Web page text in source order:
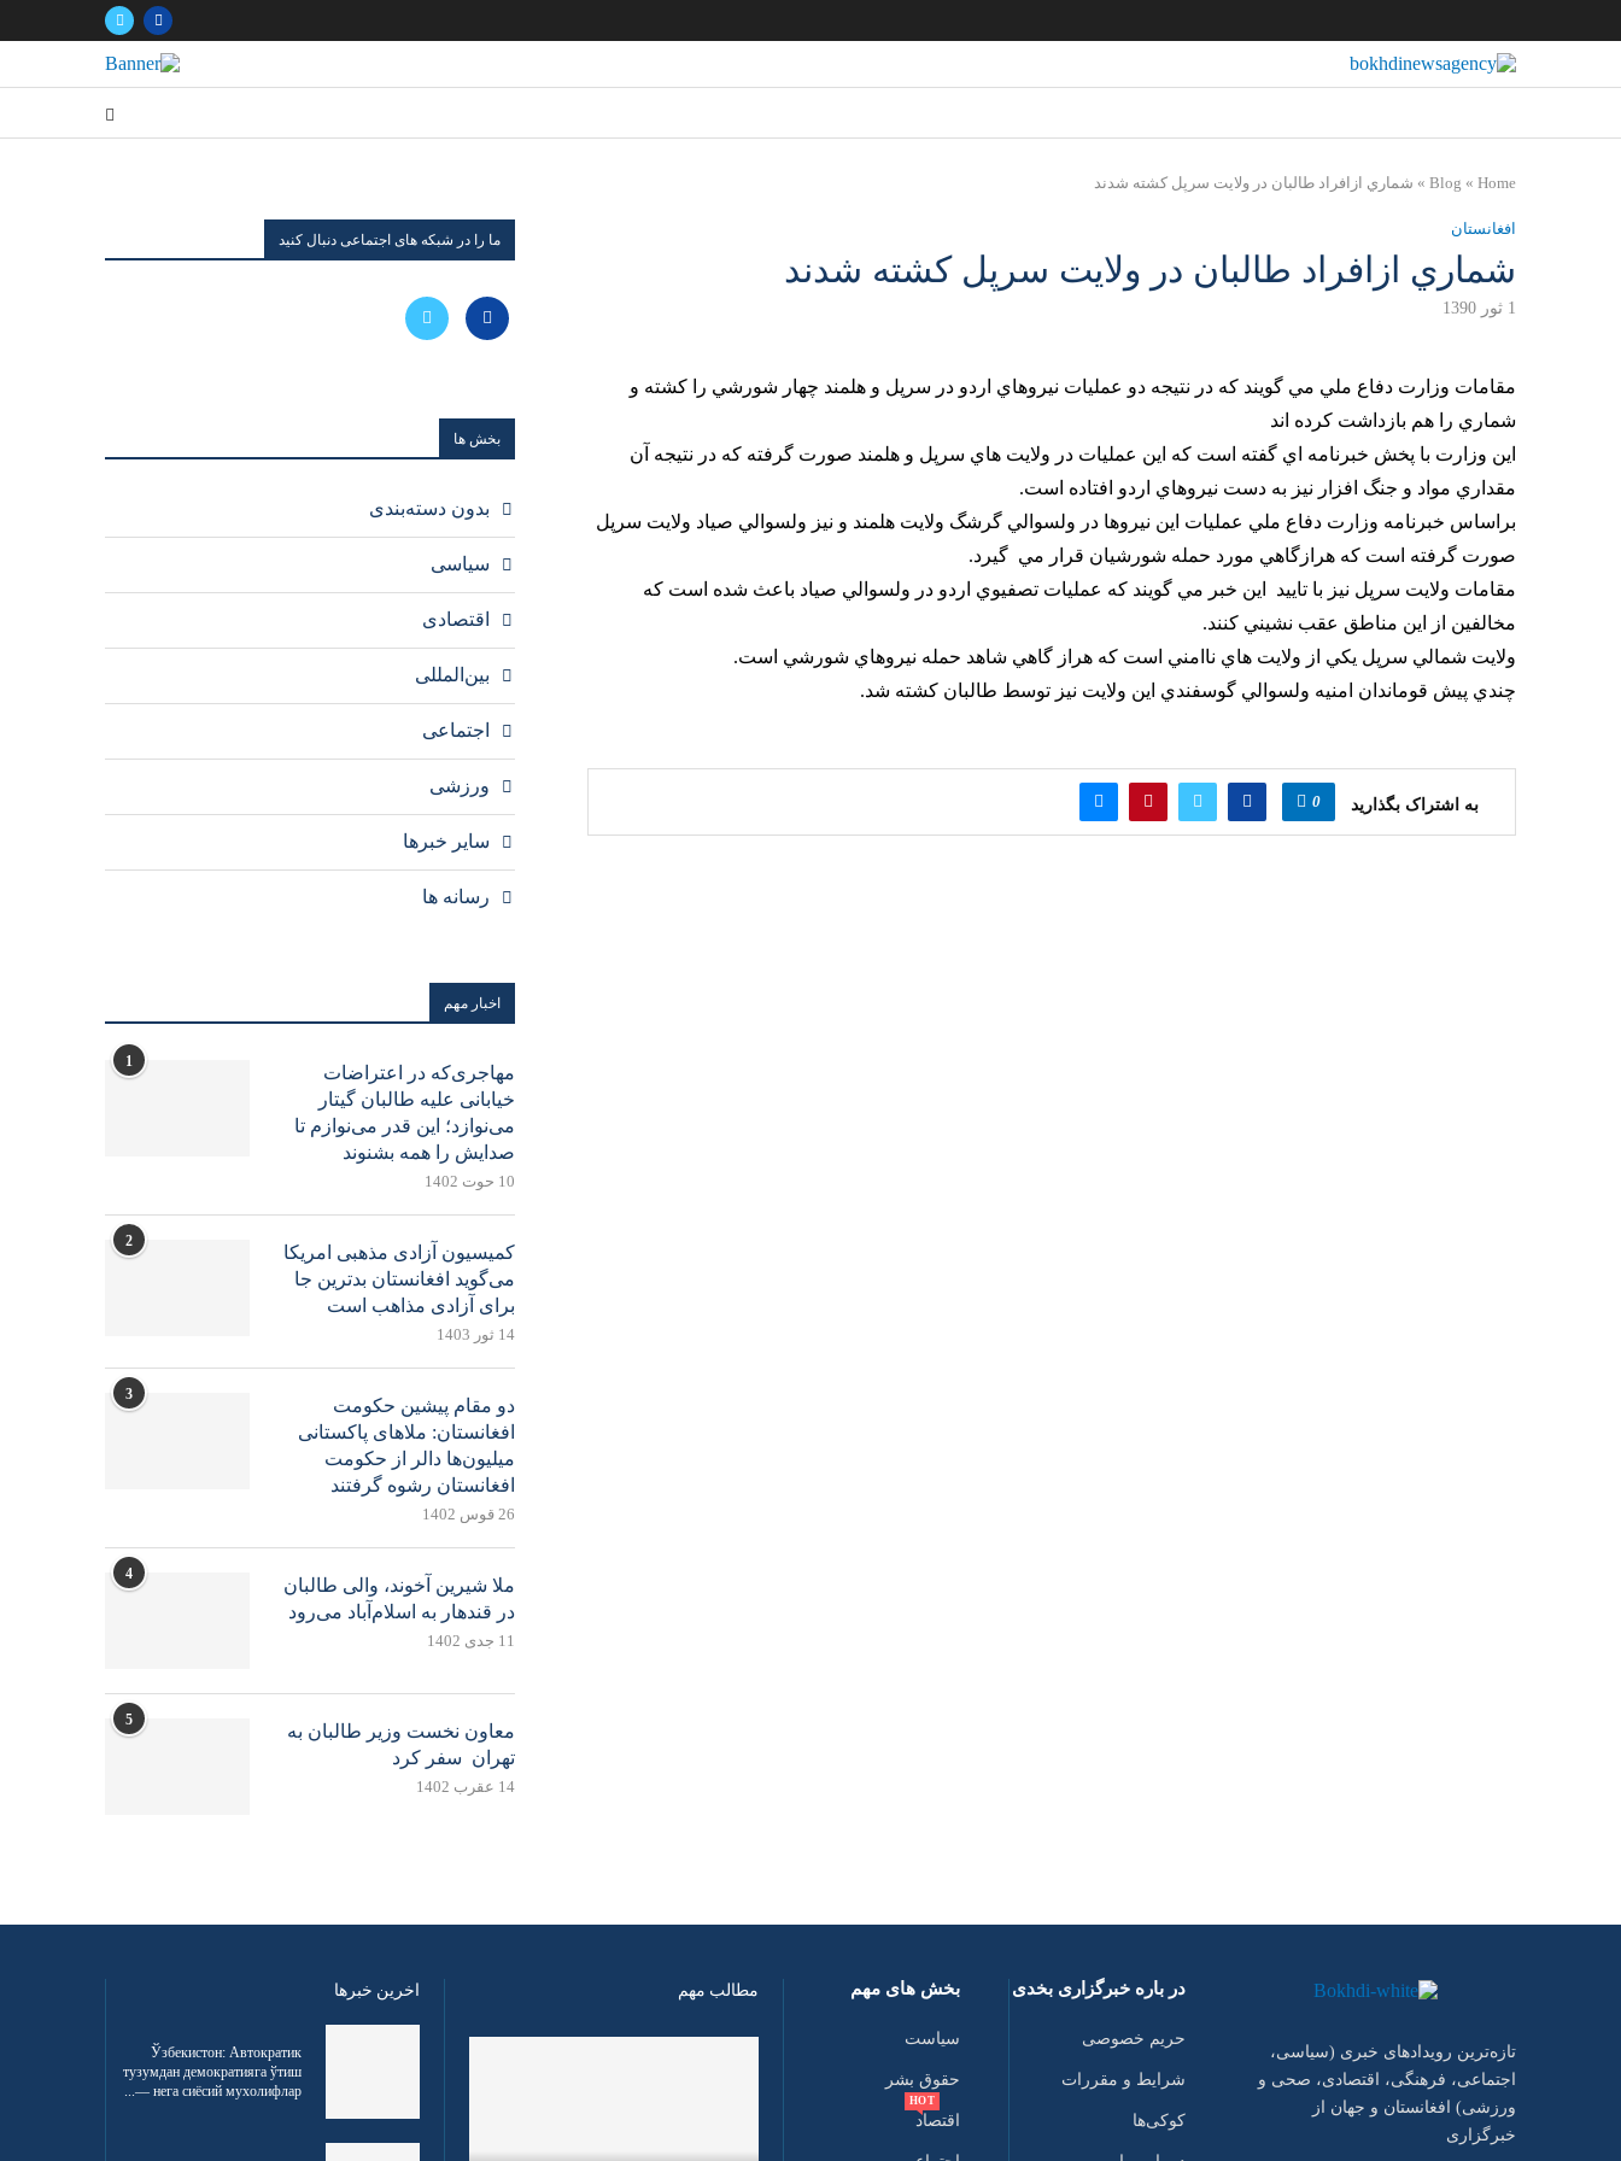
Home
»
Blog
» شماري ازافراد طالبان در ولايت سرپل كشته شدند
افغانستان
شماري ازافراد طالبان در ولايت سرپل كشته شدند
1 ثور 1390
مقامات وزارت دفاع ملي مي گويند كه در نتيجه دو عمليات نيروهاي اردو در سرپل و هلمند چهار شورشي را كشته و
شماري را هم بازداشت كرده اند
اين وزارت با پخش خبرنامه اي گفته است كه اين عمليات در ولايت هاي سرپل و هلمند صورت گرفته كه در نتيجه آن
مقداري مواد و جنگ افزار نيز به دست نيروهاي اردو افتاده است.
براساس خبرنامه وزارت دفاع ملي عمليات اين نيروها در ولسوالي گرشگ ولايت هلمند و نيز ولسوالي صياد ولايت سرپل
صورت گرفته است كه هرازگاهي مورد حمله شورشيان قرار مي گيرد.
مقامات ولايت سرپل نيز با تاييد اين خبر مي گويند كه عمليات تصفيوي اردو در ولسوالي صياد باعث شده است كه
مخالفين از اين مناطق عقب نشيني كنند.
ولايت شمالي سرپل يكي از ولايت هاي ناامني است كه هراز گاهي شاهد حمله نيروهاي شورشي است.
چندي پيش قوماندان امنيه ولسوالي گوسفندي اين ولايت نيز توسط طالبان كشته شد.
به اشتراک بگذارید 0
ما را در شبکه های اجتماعی دنبال کنید
بخش ها
بدون دسته‌بندی
سیاسی
اقتصادی
بین‌المللی
اجتماعی
ورزشی
سایر خبرها
رسانه ها
اخبار مهم
1
مهاجری‌که در اعتراضات
خیابانی علیه طالبان گیتار
می‌نوازد؛ این قدر می‌نوازم تا
صدایش را همه بشنوند
10 حوت 1402
2
کمیسیون آزادی مذهبی امریکا
می‌گوید افغانستان بدترین جا
برای آزادی مذاهب است
14 ثور 1403
3
دو مقام پیشین حکومت
افغانستان: ملاهای پاکستانی
میلیون‌ها دالر از حکومت
افغانستان رشوه گرفتند
26 قوس 1402
4
ملا شیرین آخوند، والی طالبان
در قندهار به اسلام‌آباد می‌رود
11 جدی 1402
5
معاون نخست وزیر طالبان به
تهران سفر کرد
14 عقرب 1402
تازه‌ترین رویدادهای خبری (سیاسی،
اجتماعی، فرهنگی، اقتصادی، صحی و
ورزشی) افغانستان و جهان از
خبرگزاری
در باره خبرگزاری بخدی
حریم خصوصی
شرایط و مقررات
کوکی‌ها
بخش های مهم
سیاست
حقوق بشر
اقتصاد
HOT
مطالب مهم اخرین خبرها
Ўзбекистон: Автократик
тузумдан демократияга ўтиш
— нега сиёсий мухолифлар...